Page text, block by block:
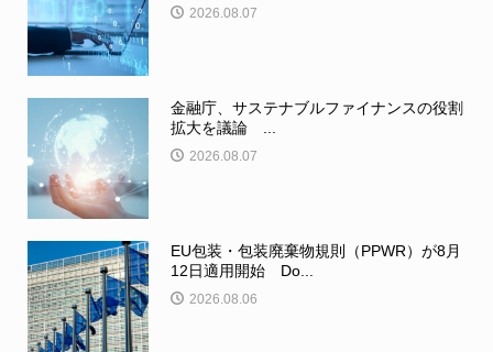
2026.08.07
金融庁、サステナブルファイナンスの役割
拡大を議論 ...
2026.08.07
EU包装・包装廃棄物規則（PPWR）が8月
12日適用開始 Do...
2026.08.06